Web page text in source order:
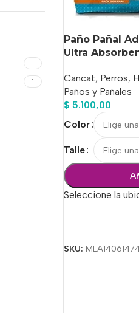
1
1
Paño Pañal
Ultra
Cancat, Perros,
Paños y Pañales
$ 5.100,00
Color
Talle
Seleccione la
SKU: